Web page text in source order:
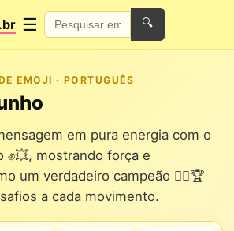
☰ 🔍
EMOJI · PORTUGUÊS
em pura energia com o
mostrando força e
um verdadeiro campeão 🤼‍♂️🏆
a cada movimento.